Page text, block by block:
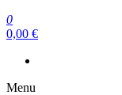
0
0,00 €
Menu